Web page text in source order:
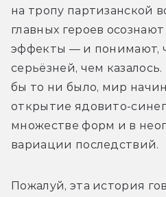
на тропу партизанской
главных героев
эффекты — и понимают,
серьёзней, чем
бы то ни было, мир
открытие ядовито-
множестве форм и в
вариации последствий.
Пожалуй, эта история